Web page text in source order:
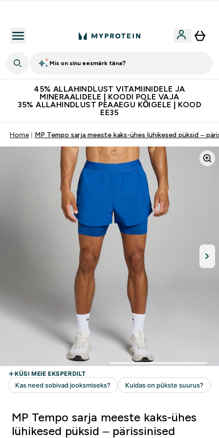
Mis on sinu eesmärk täna?
45% ALLAHINDLUST VITAMIINIDELE JA
MINERAALIDELE | KOODI POLE VAJA
35% ALLAHINDLUST PEAAEGU KÕIGELE | KOOD
EE35
Home MP Tempo sarja meeste kaks-ühes lühikesed püksid –
MP Tempo sarja meeste kaks-ühes
lühikesed püksid – pärissinised